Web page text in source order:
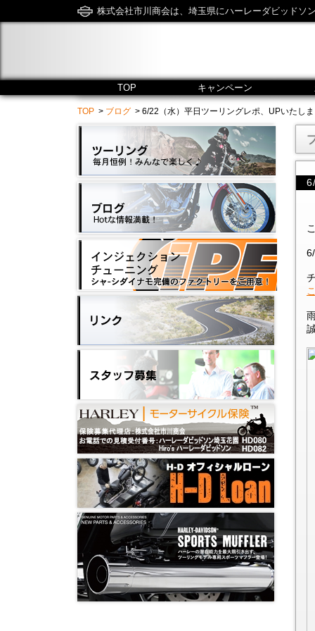
株式会社市川商会は、埼玉県にハーレーダビッドソ
TOP キャンペーン
TOP > ブログ > 6/22（水）平日ツーリングレポ、UPいたし